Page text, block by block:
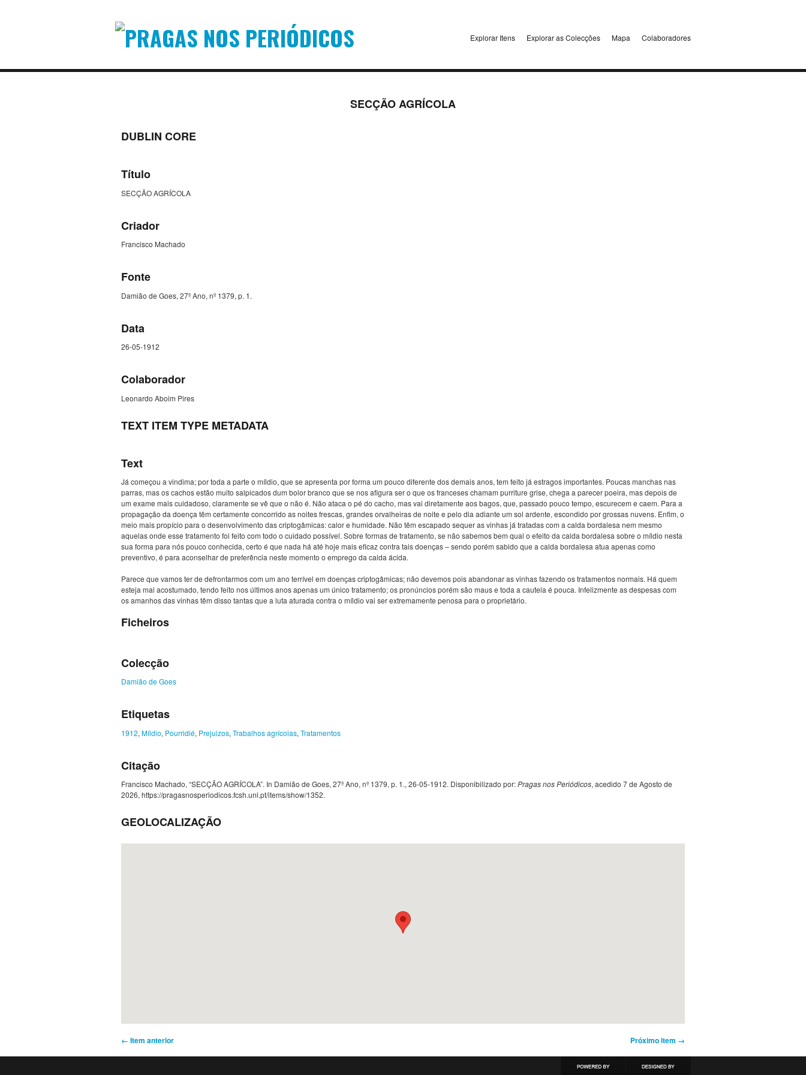
Explorar Itens Explorar as Colecções Mapa Colaboradores
SECÇÃO AGRÍCOLA
DUBLIN CORE
Título
SECÇÃO AGRÍCOLA
Criador
Francisco Machado
Fonte
Damião de Goes, 27º Ano, nº 1379, p. 1.
Data
26-05-1912
Colaborador
Leonardo Aboim Pires
TEXT ITEM TYPE METADATA
Text
Já começou a vindima; por toda a parte o míldio, que se apresenta por forma um pouco diferente dos demais anos, tem feito já estragos importantes. Poucas manchas nas
parras, mas os cachos estão muito salpicados dum bolor branco que se nos afigura ser o que os franceses chamam purriture grise, chega a parecer poeira, mas depois de
um exame mais cuidadoso, claramente se vê que o não é. Não ataca o pé do cacho, mas vai diretamente aos bagos, que, passado pouco tempo, escurecem e caem. Para a
propagação da doença têm certamente concorrido as noites frescas, grandes orvalheiras de noite e pelo dia adiante um sol ardente, escondido por grossas nuvens. Enfim, o
meio mais propício para o desenvolvimento das criptogâmicas: calor e humidade. Não têm escapado sequer as vinhas já tratadas com a calda bordalesa nem mesmo
aquelas onde esse tratamento foi feito com todo o cuidado possível. Sobre formas de tratamento, se não sabemos bem qual o efeito da calda bordalesa sobre o míldio nesta
sua forma para nós pouco conhecida, certo é que nada há até hoje mais eficaz contra tais doenças – sendo porém sabido que a calda bordalesa atua apenas como
preventivo, é para aconselhar de preferência neste momento o emprego da calda ácida.
Parece que vamos ter de defrontarmos com um ano terrível em doenças criptogâmicas; não devemos pois abandonar as vinhas fazendo os tratamentos normais. Há quem
esteja mal acostumado, tendo feito nos últimos anos apenas um único tratamento; os pronúncios porém são maus e toda a cautela é pouca. Infelizmente as despesas com
os amanhos das vinhas têm disso tantas que a luta aturada contra o míldio vai ser extremamente penosa para o proprietário.
Ficheiros
Colecção
Damião de Goes
Etiquetas
1912, Míldio, Pourridié, Prejuizos, Trabalhos agrícolas, Tratamentos
Citação
Francisco Machado, “SECÇÃO AGRÍCOLA”. In Damião de Goes, 27º Ano, nº 1379, p. 1., 26-05-1912. Disponibilizado por:Pragas nos Periódicos, acedido 7 de Agosto de
2026, https://pragasnosperiodicos.fcsh.unl.pt/items/show/1352.
GEOLOCALIZAÇÃO
← Item anterior Próximo item →